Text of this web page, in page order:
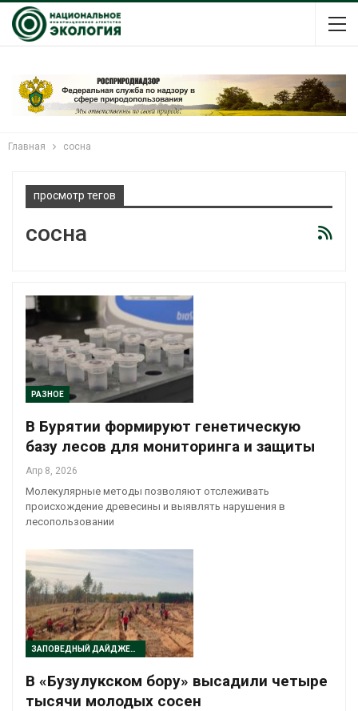
Главная сосна
просмотр тегов
сосна
РАЗНОЕ
В Бурятии формируют генетическую
базу лесов для мониторинга и защиты
Апр 8, 2026
Молекулярные методы позволяют отслеживать
происхождение древесины и выявлять нарушения в
лесопользовании
ЗАПОВЕДНЫЙ ДАЙДЖЕСТ
В «Бузулукском бору» высадили четыре
тысячи молодых сосен